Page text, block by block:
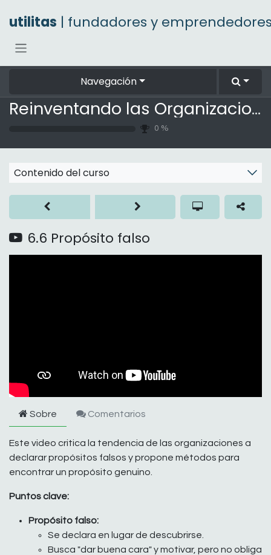
utilitas | fundadores y
Navegación
Reinventando las Organizaciones
0 %
Contenido del curso
6.6 Propósito falso
Sobre Comentarios
Este video critica la tendencia de las organizaciones a
declarar propósitos falsos y propone métodos para
encontrar un propósito genuino.
Puntos clave:
Propósito falso:
Se declara en lugar de descubrirse.
Busca "dar buena cara" y motivar, pero no obliga